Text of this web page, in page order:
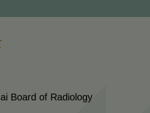
Board of Radiology